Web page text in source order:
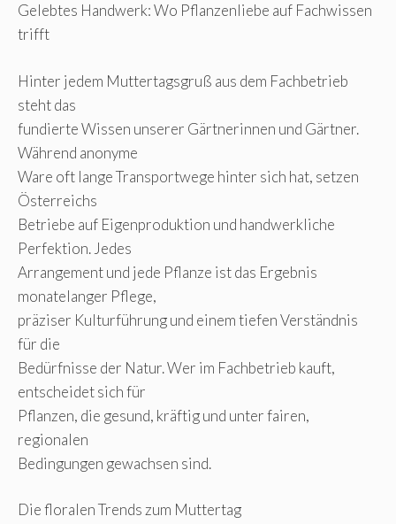
Gelebtes Handwerk: Wo Pflanzenliebe auf Fachwissen
trifft
Hinter jedem Muttertagsgruß aus dem Fachbetrieb
steht das
fundierte Wissen unserer Gärtnerinnen und Gärtner.
Während anonyme
Ware oft lange Transportwege hinter sich hat, setzen
Österreichs
Betriebe auf Eigenproduktion und handwerkliche
Perfektion. Jedes
Arrangement und jede Pflanze ist das Ergebnis
monatelanger Pflege,
präziser Kulturführung und einem tiefen Verständnis
für die
Bedürfnisse der Natur. Wer im Fachbetrieb kauft,
entscheidet sich für
Pflanzen, die gesund, kräftig und unter fairen,
regionalen
Bedingungen gewachsen sind.
Die floralen Trends zum Muttertag